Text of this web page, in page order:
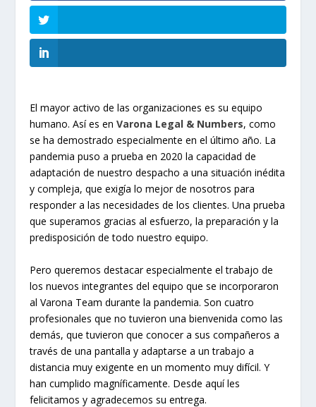
El mayor activo de las organizaciones es su equipo
humano. Así es enVarona Legal & Numbers, como
se ha demostrado especialmente en el último año. La
pandemia puso a prueba en 2020 la capacidad de
adaptación de nuestro despacho a una situación inédita
y compleja, que exigía lo mejor de nosotros para
responder a las necesidades de los clientes. Una prueba
que superamos gracias al esfuerzo, la preparación y la
predisposición de todo nuestro equipo.
Pero queremos destacar especialmente el trabajo de
los nuevos integrantes del equipo que se incorporaron
al Varona Team durante la pandemia. Son cuatro
profesionales que no tuvieron una bienvenida como las
demás, que tuvieron que conocer a sus compañeros a
través de una pantalla y adaptarse a un trabajo a
distancia muy exigente en un momento muy difícil. Y
han cumplido magníficamente. Desde aquí les
felicitamos y agradecemos su entrega.